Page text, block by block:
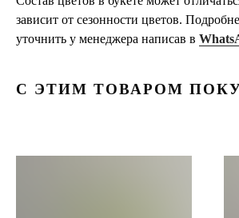
зависит от сезонности цветов.
уточнить у менеджера написав в
С ЭТИМ ТОВАРОМ